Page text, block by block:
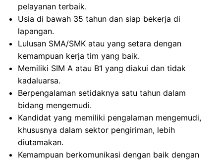
pelayanan terbaik.
Usia di bawah 35 tahun dan siap bekerja di
lapangan.
Lulusan SMA/SMK atau yang setara dengan
kemampuan kerja tim yang baik.
Memiliki SIM A atau B1 yang diakui dan tidak
kadaluarsa.
Berpengalaman setidaknya satu tahun dalam
bidang mengemudi.
Kandidat yang memiliki pengalaman mengemudi,
khususnya dalam sektor pengiriman, lebih
diutamakan.
Kemampuan berkomunikasi dengan baik dengan